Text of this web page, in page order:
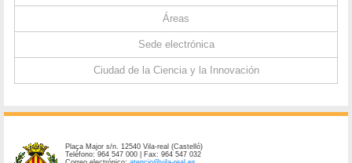
Áreas
Sede electrónica
Ciudad de la Ciencia y la Innovación
Plaça Major s/n. 12540 Vila-real (Castelló)
Teléfono: 964 547 000 | Fax: 964 547 032